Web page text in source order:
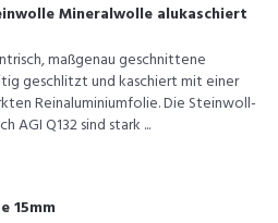
Mineralwolle alukaschiert
maßgenau geschnittene
geschlitzt und kaschiert mit einer
Reinaluminiumfolie. Die Steinwoll-
AGI Q132 sind stark ...
15mm